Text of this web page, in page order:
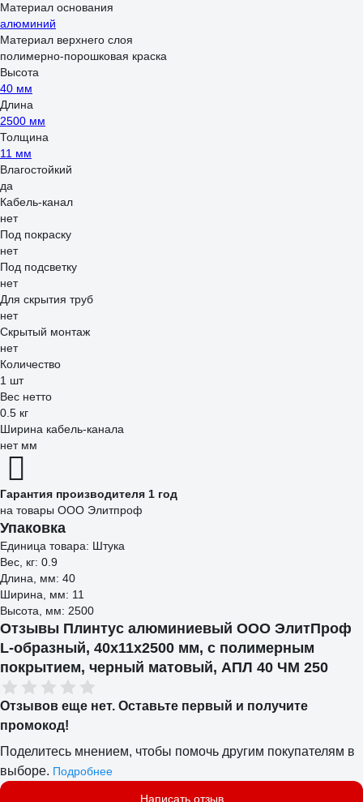
Материал основания
алюминий
Материал верхнего слоя
полимерно-порошковая краска
Высота
40 мм
Длина
2500 мм
Толщина
11 мм
Влагостойкий
да
Кабель-канал
нет
Под покраску
нет
Под подсветку
нет
Для скрытия труб
нет
Скрытый монтаж
нет
Количество
1 шт
Вес нетто
0.5 кг
Ширина кабель-канала
нет мм
Гарантия производителя 1 год
на товары ООО Элитпроф
Упаковка
Единица товара: Штука
Вес, кг: 0.9
Длина, мм: 40
Ширина, мм: 11
Высота, мм: 2500
Отзывы Плинтус алюминиевый ООО ЭлитПроф
L-образный, 40x11x2500 мм, с полимерным
покрытием, черный матовый, АПЛ 40 ЧМ 250
Отзывов еще нет. Оставьте первый и получите
промокод!
Поделитесь мнением, чтобы помочь другим покупателям в
выборе. Подробнее
Написать отзыв